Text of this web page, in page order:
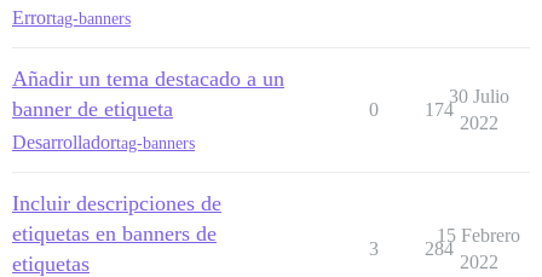
Errortag-banners
Añadir un tema destacado a un
banner de etiqueta
Desarrolladortag-banners
0 174
30 Julio
2022
Incluir descripciones de
etiquetas en banners de
etiquetas
3 284
15 Febrero
2022